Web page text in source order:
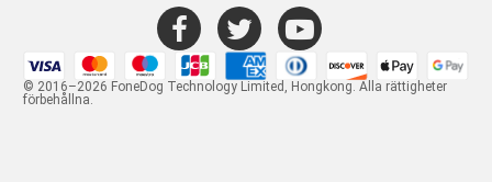
© 2016–2026 FoneDog Technology Limited, Hongkong. Alla rättigheter
förbehållna.